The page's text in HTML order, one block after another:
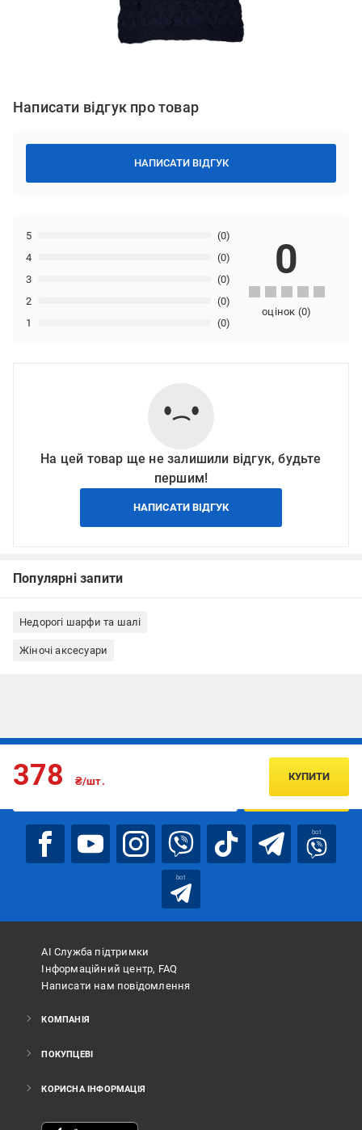
Написати відгук про товар
НАПИСАТИ ВІДГУК
1 (0)
2 (0)
3 (0)
4 (0)
5 (0)
0
оцінок (0)
На цей товар ще не залишили відгук, будьте
першим!
НАПИСАТИ ВІДГУК
Популярні запити
Недорогі шарфи та шалі
Жіночі аксесуари
378 ₴/шт. КУПИТИ
Підписуйтесь, щоб дізнаватись першим про акції та пропозиції
ПІДПИСАТИСЯ
bot
bot
АІ Служба підтримки
Інформаційний центр, FAQ
Написати нам повідомлення
КОМПАНІЯ
ПОКУПЦЕВІ
КОРИСНА ІНФОРМАЦІЯ